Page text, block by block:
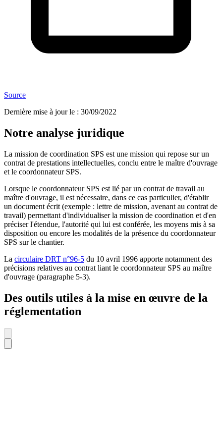
Source
Dernière mise à jour le : 30/09/2022
Notre analyse juridique
La mission de coordination SPS est une mission qui repose sur un
contrat de prestations intellectuelles, conclu entre le maître d'ouvrage
et le coordonnateur SPS.
Lorsque le coordonnateur SPS est lié par un contrat de travail au
maître d'ouvrage, il est nécessaire, dans ce cas particulier, d'établir
un document écrit (exemple : lettre de mission, avenant au contrat de
travail) permettant d'individualiser la mission de coordination et d'en
préciser l'étendue, l'autorité qui lui est conférée, les moyens mis à sa
disposition ou encore les modalités de la présence du coordonnateur
SPS sur le chantier.
La circulaire DRT n°96-5 du 10 avril 1996 apporte notamment des
précisions relatives au contrat liant le coordonnateur SPS au maître
d'ouvrage (paragraphe 5-3).
Des outils utiles à la mise en œuvre de la
réglementation